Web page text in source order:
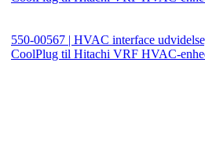
550-00567 | HVAC interface
CoolPlug til Hitachi VRF HVAC-